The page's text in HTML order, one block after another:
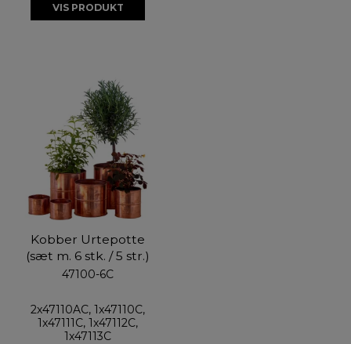
VIS PRODUKT
Kobber Urtepotte
(sæt m. 6 stk. / 5 str.)
47100-6C
2x47110AC, 1x47110C,
1x47111C, 1x47112C,
1x47113C